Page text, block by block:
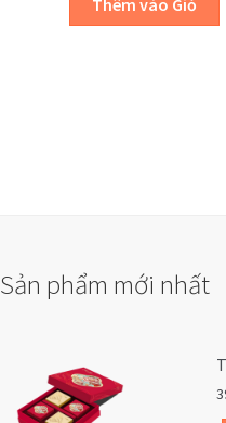
Sản phẩm mới nhất